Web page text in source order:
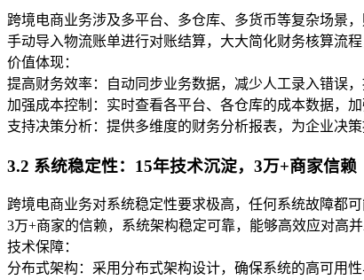
跨境电商业务涉及多平台、多仓库、多货币等复杂场景
手动导入物流账单进行对账结算，大大简化财务核算流
价值体现：
提高财务效率：自动同步业务数据，减少人工录入错误，
加强成本控制：实时查看各平台、各仓库的成本数据，加
支持决策分析：提供多维度的财务分析报表，为企业决策
3.2 系统稳定性：15年技术沉淀，3万+商家信赖
跨境电商业务对系统稳定性要求极高，任何系统故障都
3万+商家的信赖，系统架构稳定可靠，能够高效应对高
技术保障：
分布式架构：采用分布式架构设计，确保系统的高可用性